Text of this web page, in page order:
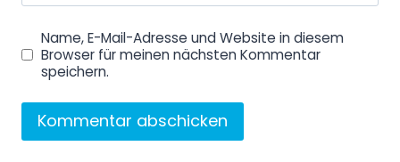
Name, E-Mail-Adresse und Website in diesem
Browser für meinen nächsten Kommentar
speichern.